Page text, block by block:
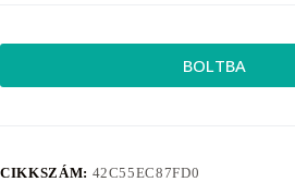
BOLTBA
CIKKSZÁM: 42C55EC87FD0